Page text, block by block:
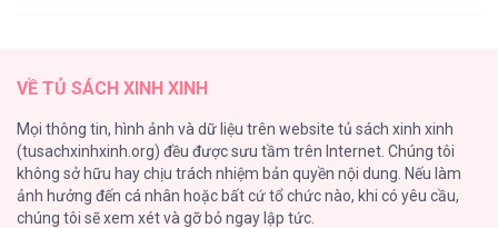
116
Làm vị cứu tinh thật dễ dàng
113
VỀ TỦ SÁCH XINH XINH
Mọi thông tin, hình ảnh và dữ liệu trên website tủ sách xinh xinh
(tusachxinhxinh.org) đều được sưu tầm trên Internet. Chúng tôi
không sở hữu hay chịu trách nhiệm bản quyền nội dung. Nếu làm
ảnh hưởng đến cá nhân hoặc bất cứ tổ chức nào, khi có yêu cầu,
chúng tôi sẽ xem xét và gỡ bỏ ngay lập tức.